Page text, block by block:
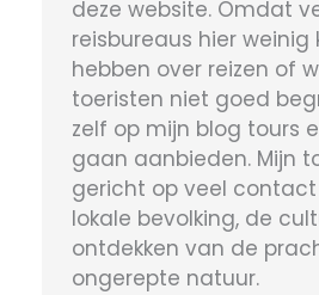
deze website. Omdat
reisbureaus hier weinig
hebben over reizen of
toeristen niet goed
zelf op mijn blog tours
gaan aanbieden. Mijn
gericht op veel
lokale bevolking, de
ontdekken van de
ongerepte natuur.